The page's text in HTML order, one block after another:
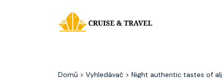
Domů > Vyhledávač > Night authentic tastes of